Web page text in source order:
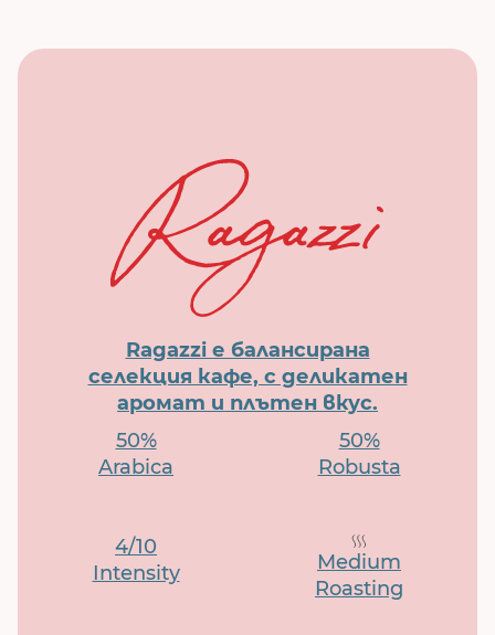
Ragazzi е балансирана
селекция кафе, с деликатен
аромат и плътен вкус.
50%
Arabica
50%
Robusta
4/10
Intensity
Medium
Roasting